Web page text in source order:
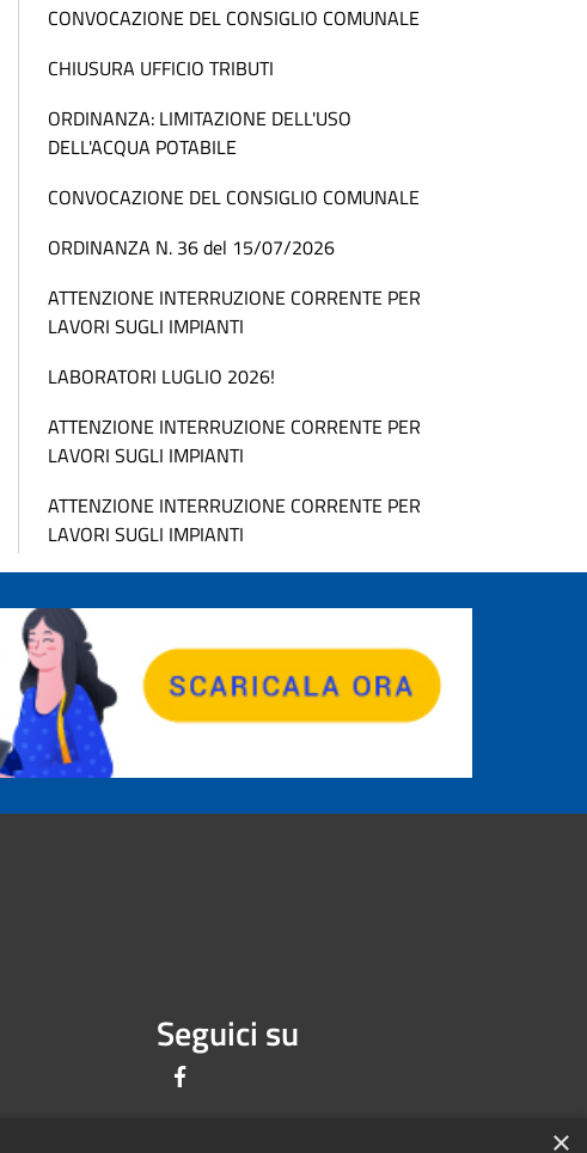
CONVOCAZIONE DEL CONSIGLIO COMUNALE
CHIUSURA UFFICIO TRIBUTI
ORDINANZA: LIMITAZIONE DELL'USO
DELL'ACQUA POTABILE
CONVOCAZIONE DEL CONSIGLIO COMUNALE
ORDINANZA N. 36 del 15/07/2026
ATTENZIONE INTERRUZIONE CORRENTE PER
LAVORI SUGLI IMPIANTI
LABORATORI LUGLIO 2026!
ATTENZIONE INTERRUZIONE CORRENTE PER
LAVORI SUGLI IMPIANTI
ATTENZIONE INTERRUZIONE CORRENTE PER
LAVORI SUGLI IMPIANTI
Seguici su
×